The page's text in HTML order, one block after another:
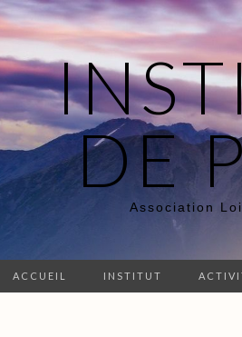
DE
Association
ACCUEIL INSTITUT